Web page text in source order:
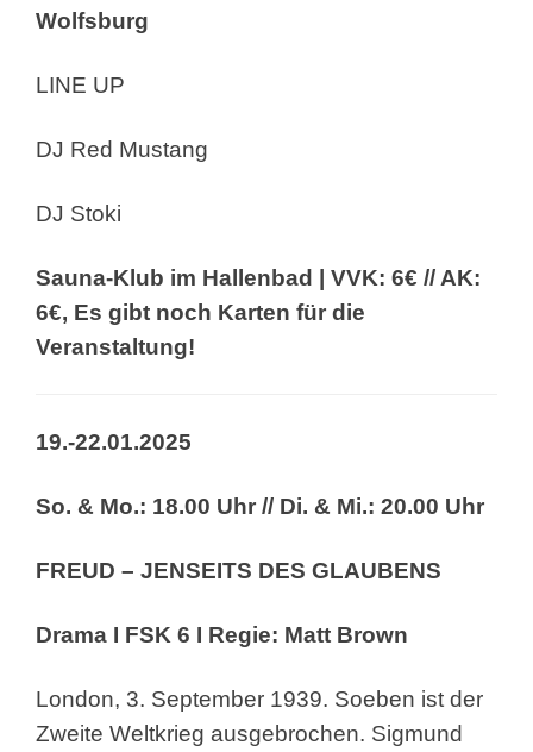
Wolfsburg
LINE UP
DJ Red Mustang
DJ Stoki
Sauna-Klub im Hallenbad | VVK: 6€ // AK:
6€, Es gibt noch Karten für die
Veranstaltung!
19.-22.01.2025
So. & Mo.: 18.00 Uhr // Di. & Mi.: 20.00 Uhr
FREUD – JENSEITS DES GLAUBENS
Drama I FSK 6 I Regie: Matt Brown
London, 3. September 1939. Soeben ist der
Zweite Weltkrieg ausgebrochen. Sigmund